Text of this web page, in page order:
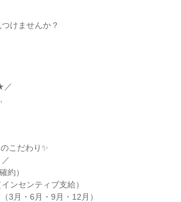
けませんか？
／
こだわり✨
約）
ンセンティブ支給）
3月・6月・9月・12月）